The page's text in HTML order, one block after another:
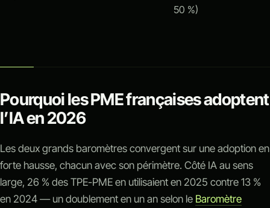
50 %)
Pourquoi les PME françaises adoptent
l’IA en 2026
Les deux grands baromètres convergent sur une adoption en
forte hausse, chacun avec son périmètre. Côté IA au sens
large, 26 % des TPE-PME en utilisaient en 2025 contre 13 %
en 2024 — un doublement en un an selon le Baromètre